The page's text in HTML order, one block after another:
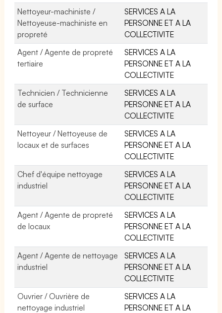
Nettoyeur-machiniste /
Nettoyeuse-machiniste en
propreté
SERVICES A LA
PERSONNE ET A LA
COLLECTIVITE
Agent / Agente de propreté
tertiaire
SERVICES A LA
PERSONNE ET A LA
COLLECTIVITE
Technicien / Technicienne
de surface
SERVICES A LA
PERSONNE ET A LA
COLLECTIVITE
Nettoyeur / Nettoyeuse de
locaux et de surfaces
SERVICES A LA
PERSONNE ET A LA
COLLECTIVITE
Chef d'équipe nettoyage
industriel
SERVICES A LA
PERSONNE ET A LA
COLLECTIVITE
Agent / Agente de propreté
de locaux
SERVICES A LA
PERSONNE ET A LA
COLLECTIVITE
Agent / Agente de nettoyage
industriel
SERVICES A LA
PERSONNE ET A LA
COLLECTIVITE
Ouvrier / Ouvrière de
nettoyage industriel
SERVICES A LA
PERSONNE ET A LA